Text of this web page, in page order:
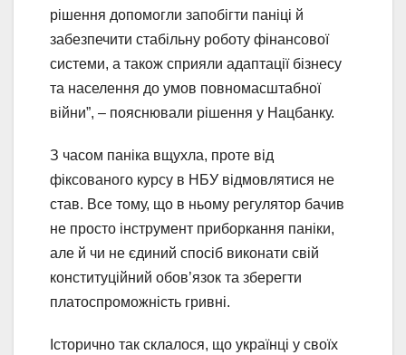
рішення допомогли запобігти паніці й
забезпечити стабільну роботу фінансової
системи, а також сприяли адаптації бізнесу
та населення до умов повномасштабної
війни”, – пояснювали рішення у Нацбанку.
З часом паніка вщухла, проте від
фіксованого курсу в НБУ відмовлятися не
став. Все тому, що в ньому регулятор бачив
не просто інструмент приборкання паніки,
але й чи не єдиний спосіб виконати свій
конституційний обов’язок та зберегти
платоспроможність гривні.
Історично так склалося, що українці у своїх